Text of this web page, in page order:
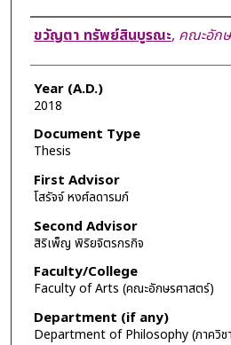
Author
ขวัญตา ทรัพย์สินบูรณะ, คณะอัก
Year (A.D.)
2018
Document Type
Thesis
First Advisor
โสรัจจ์ หงศ์ลดารมภ์
Second Advisor
สิริเพ็ญ พิริยจิตรกรกิจ
Faculty/College
Faculty of Arts (คณะอักษรศาสตร์)
Department (if any)
Department of Philosophy (ภาควิช